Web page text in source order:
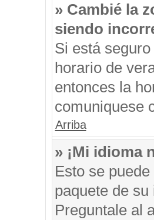
» Cambié la
siendo
Si está
horario de
entonces la
comuniquese
Arriba
» ¡Mi idioma
Esto se
paquete de
Preguntale al